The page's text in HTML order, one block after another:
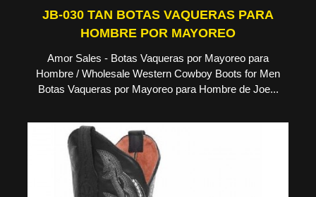
JB-030 TAN BOTAS VAQUERAS PARA
HOMBRE POR MAYOREO
Amor Sales - Botas Vaqueras por Mayoreo para
Hombre / Wholesale Western Cowboy Boots for Men
Botas Vaqueras por Mayoreo para Hombre de Joe...